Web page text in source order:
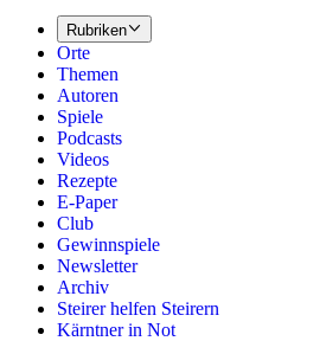
Rubriken
Orte
Themen
Autoren
Spiele
Podcasts
Videos
Rezepte
E-Paper
Club
Gewinnspiele
Newsletter
Archiv
Steirer helfen Steirern
Kärntner in Not